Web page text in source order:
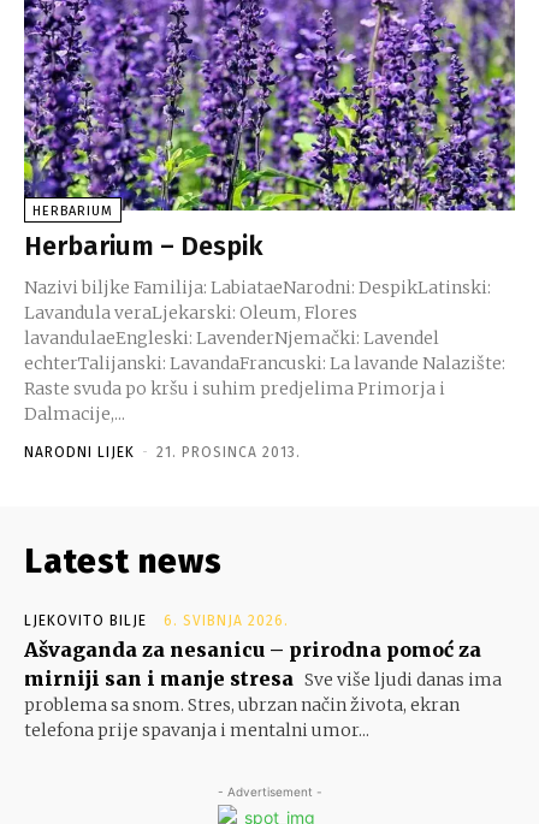
HERBARIUM
Herbarium – Despik
Nazivi biljke Familija: LabiataeNarodni: DespikLatinski:
Lavandula veraLjekarski: Oleum, Flores
lavandulaeEngleski: LavenderNjemački: Lavendel
echterTalijanski: LavandaFrancuski: La lavande Nalazište:
Raste svuda po kršu i suhim predjelima Primorja i
Dalmacije,...
NARODNI LIJEK - 21. PROSINCA 2013.
Latest news
LJEKOVITO BILJE 6. SVIBNJA 2026.
Ašvaganda za nesanicu – prirodna pomoć za
mirniji san i manje stresa Sve više ljudi danas ima
problema sa snom. Stres, ubrzan način života, ekran
telefona prije spavanja i mentalni umor...
- Advertisement -